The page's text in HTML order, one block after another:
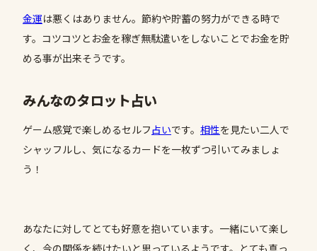
金運は悪くはありません。節約や貯蓄の努力ができる時で
す。コツコツとお金を稼ぎ無駄遣いをしないことでお金を貯
める事が出来そうです。
みんなのタロット占い
ゲーム感覚で楽しめるセルフ占いです。 相性を見たい二人で
シャッフルし、気になるカードを一枚ずつ引いてみましょ
う！
あなたに対してとても好意を抱いています。一緒にいて楽し